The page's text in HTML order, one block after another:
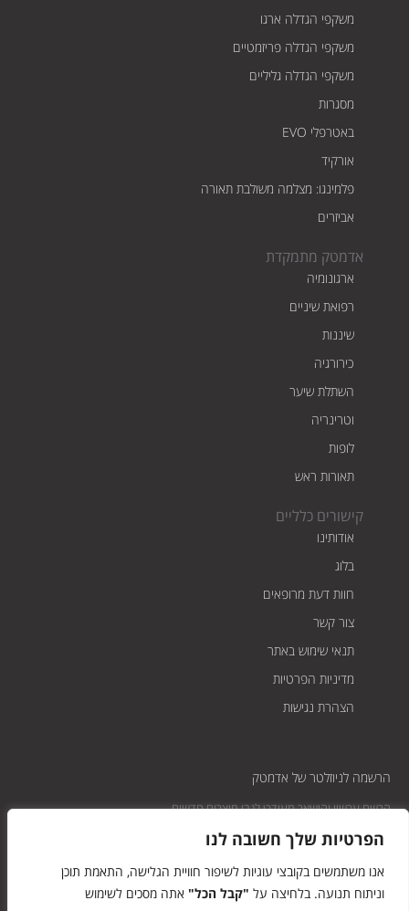
הפרטיות שלך חשובה לנו
אנו משתמשים בקובצי עוגיות לשיפור חוויית הגלישה, התאמת תוכן
וניתוח תנועה. בלחיצה על "קבל הכל" אתה מסכים לשימוש
משקפי הגדלה ארגו
משקפי הגדלה פריזמטיים
משקפי הגדלה גליליים
מסגרות
באטרפלי EVO
אורקיד
פלמינגו: מצלמה משולבת תאורה
אביזרים
אדמטק מתמקדת
ארגונומיה
רפואת שיניים
שיננות
כירורגיה
השתלת שיער
וטרינריה
לופות
תאורות ראש
קישורים כלליים
אודותינו
בלוג
חוות דעת מרופאים
צור קשר
תנאי שימוש באתר
מדיניות הפרטיות​
הצהרת נגישות
הרשמה לניוזלטר של אדמטק
הרשם עכשיו והישאר מעודכן לגבי מוצרים חדשים
שלח